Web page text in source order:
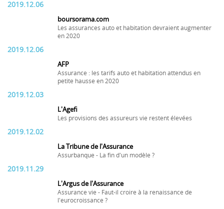
2019.12.06
boursorama.com
Les assurances auto et habitation devraient augmenter
en 2020
2019.12.06
AFP
Assurance : les tarifs auto et habitation attendus en
petite hausse en 2020
2019.12.03
L'Agefi
Les provisions des assureurs vie restent élevées
2019.12.02
La Tribune de l'Assurance
Assurbanque - La fin d'un modèle ?
2019.11.29
L'Argus de l'Assurance
Assurance vie - Faut-il croire à la renaissance de
l'eurocroissance ?